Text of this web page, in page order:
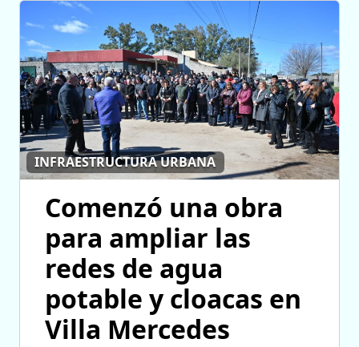
INFRAESTRUCTURA URBANA
Comenzó una obra
para ampliar las
redes de agua
potable y cloacas en
Villa Mercedes